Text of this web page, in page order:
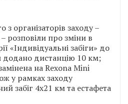
організаторів заходу –
розповіли про зміни в
«Індивідуальні забіги» до
додано дистанцію 10 км;
на Rexona Mini
у рамках заходу
забіг 4х21 км та естафета